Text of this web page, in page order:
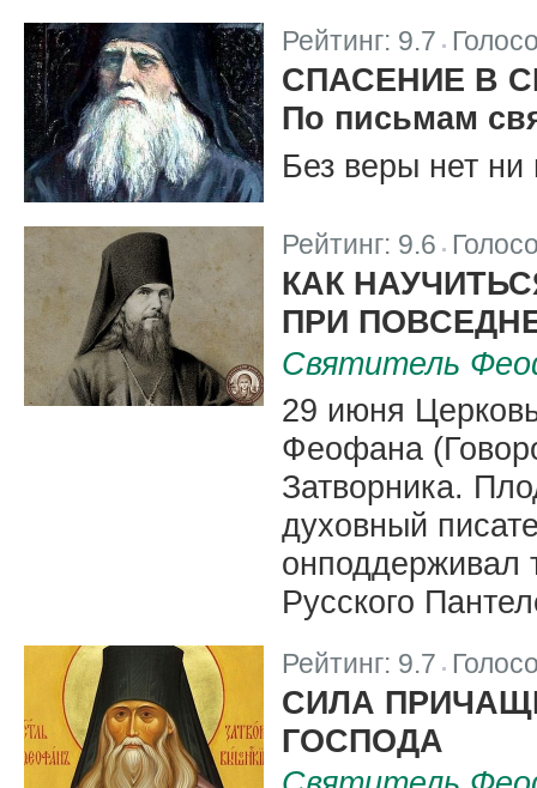
Рейтинг: 9.7
СПАСЕНИЕ В
По письмам
Без веры нет
Рейтинг: 9.6
КАК
ПРИ
Святитель
29 июня
Феофана
Затворника.
духовный
онподдерживал
Русского
Рейтинг: 9.7
СИЛА
ГОСПОДА